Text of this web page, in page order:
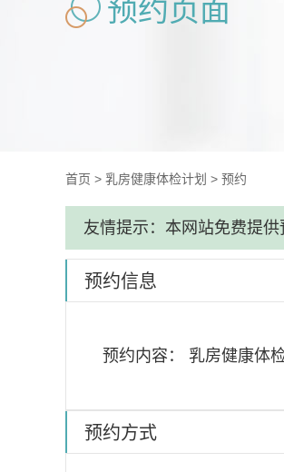
预约页面
首页 > 乳房健康体检计划 > 预约
友情提示：本网站免费提
预约信息
预约内容： 乳房健康体
预约方式